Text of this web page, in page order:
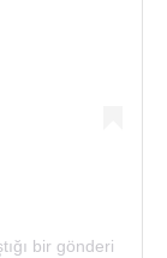
bir gönderi